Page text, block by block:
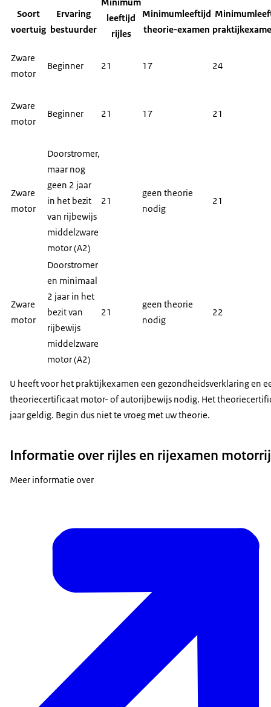
Soort
voertuig
Ervaring
bestuurder
leeftijd
rijles
Minimumleeftijd
theorie-examen
Zware
motor
Beginner 21 17 24
Zware
motor
Beginner 21 17 21
Zware
motor
Doorstromer,
maar nog
geen 2 jaar
in het bezit
van rijbewijs
middelzware
motor (A2)
21
geen theorie
nodig
21
Zware
motor
Doorstromer
en minimaal
2 jaar in het
bezit van
rijbewijs
middelzware
motor (A2)
21
geen theorie
nodig
22
U heeft voor het praktijkexamen een gezondheidsverklaring en
theoriecertificaat motor- of autorijbewijs nodig. Het
jaar geldig. Begin dus niet te vroeg met uw theorie.
Informatie over rijles en rijexamen
Meer informatie over